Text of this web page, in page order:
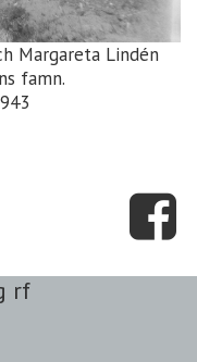
Margareta Lindén
famn.
rf